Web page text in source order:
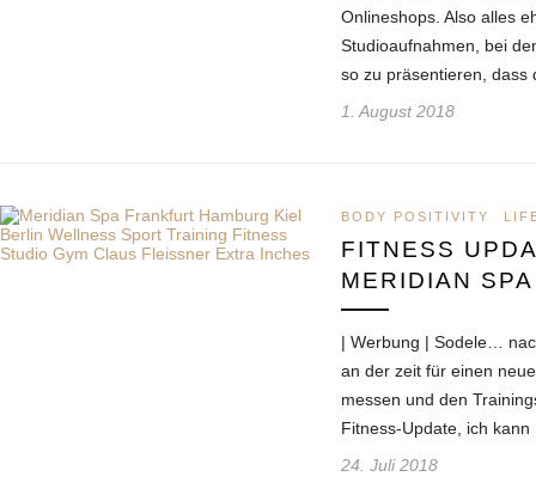
Onlineshops. Also alles
Studioaufnahmen, bei
so zu präsentieren,
1. August 2018
BODY POSITIVITY
FITNESS
MERIDIAN SPA
| Werbung | Sodele…
an der zeit für einen
messen und den
Fitness-Update, ich
24. Juli 2018